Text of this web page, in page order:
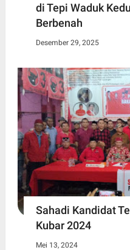
di Tepi Waduk
Berbenah
Desember 29, 2025
Sahadi Kandidat
Kubar 2024
Mei 13, 2024